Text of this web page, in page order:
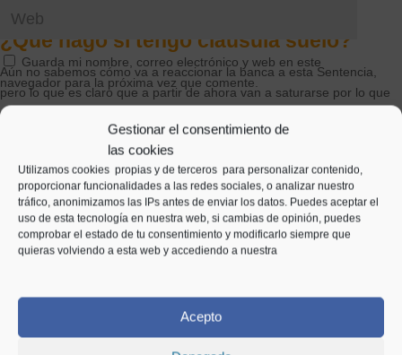
Gestionar el consentimiento de
las cookies
Utilizamos cookies propias y de terceros para personalizar contenido,
proporcionar funcionalidades a las redes sociales, o analizar nuestro
tráfico, anonimizamos las IPs antes de enviar los datos. Puedes aceptar el
uso de esta tecnología en nuestra web, si cambias de opinión, puedes
comprobar el estado de tu consentimiento y modificarlo siempre que
quieras volviendo a esta web y accediendo a nuestra
Acepto
¿Qué hago si tengo cláusula suelo?
Aún no sabemos cómo va a reaccionar la banca a esta Sentencia,
pero lo que es claro que a partir de ahora van a saturarse por lo que
es previsible que sólo atiendan las reclamaciones que les lleguen por
Contacta con nosotros, estudiaremos tu caso sin coste
Guarda mi nombre, correo electrónico y web en este
navegador para la próxima vez que comente.
Enviar comentario